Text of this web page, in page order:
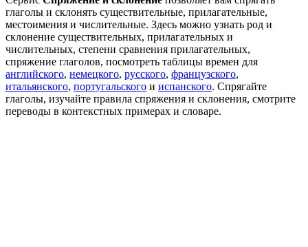
глаголы и склонять существительные, прилагательные,
местоимения и числительные. Здесь можно узнать род и
склонение существительных, прилагательных и
числительных, степени сравнения прилагательных,
спряжение глаголов, посмотреть таблицы времен для
английского, немецкого, русского, французского,
итальянского, португальского и испанского. Спрягайте
глаголы, изучайте правила спряжения и склонения, смотрите
переводы в контекстных примерах и словаре.